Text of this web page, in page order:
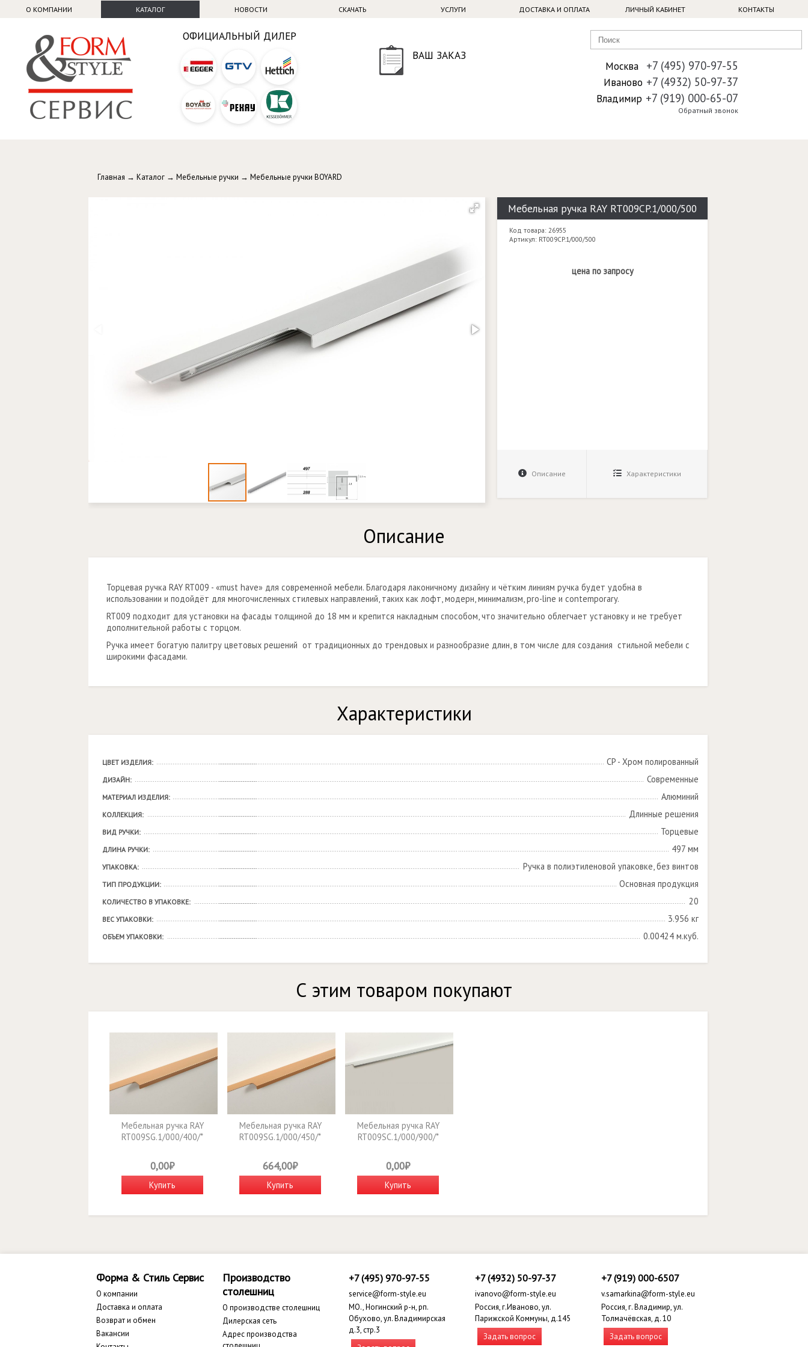
О КОМПАНИИ КАТАЛОГ НОВОСТИ СКАЧАТЬ УСЛУГИ ДОСТАВКА И ОПЛАТА ЛИЧНЫЙ КАБИНЕТ КОНТАКТЫ
ОФИЦИАЛЬНЫЙ ДИЛЕР
ВАШ ЗАКАЗ
Москва +7 (495) 970-97-55
Иваново +7 (4932) 50-97-37
Владимир +7 (919) 000-65-07
Обратный звонок
Главная → Каталог → Мебельные ручки → Мебельные ручки BOYARD
Мебельная ручка RAY RT009CP.1/000/500
Код товара: 26955
Артикул: RT009CP.1/000/500
цена по запросу
Описание Характеристики
Описание
Торцевая ручка RAY RT009 - «must have» для современной мебели. Благодаря лаконичному дизайну и чётким линиям ручка будет удобна в
использовании и подойдёт для многочисленных стилевых направлений, таких как лофт, модерн, минимализм, pro-line и contemporary.
RT009 подходит для установки на фасады толщиной до 18 мм и крепится накладным способом, что значительно облегчает установку и не требует
дополнительной работы с торцом.
Ручка имеет богатую палитру цветовых решений от традиционных до трендовых и разнообразие длин, в том числе для создания стильной мебели с
широкими фасадами.
Характеристики
ЦВЕТ ИЗДЕЛИЯ: CP - Хром полированный
ДИЗАЙН: Современные
МАТЕРИАЛ ИЗДЕЛИЯ: Алюминий
КОЛЛЕКЦИЯ: Длинные решения
ВИД РУЧКИ: Торцевые
ДЛИНА РУЧКИ: 497 мм
УПАКОВКА: Ручка в полиэтиленовой упаковке, без винтов
ТИП ПРОДУКЦИИ: Основная продукция
КОЛИЧЕСТВО В УПАКОВКЕ: 20
ВЕС УПАКОВКИ: 3.956 кг
ОБЪЕМ УПАКОВКИ: 0.00424 м.куб.
С этим товаром покупают
Мебельная ручка RAY
RT009SG.1/000/400/*
0,00₽
Купить
Мебельная ручка RAY
RT009SG.1/000/450/*
664,00₽
Купить
Мебельная ручка RAY
RT009SC.1/000/900/*
0,00₽
Купить
Форма & Стиль Сервис
О компании
Доставка и оплата
Возврат и обмен
Вакансии
Производство
столешниц
О производстве столешниц
Дилерская сеть
Адрес производства
+7 (495) 970-97-55
service@form-style.eu
МО., Ногинский р-н, рп.
Обухово, ул. Владимирская
д.3, стр.3
+7 (4932) 50-97-37
ivanovo@form-style.eu
Россия, г.Иваново, ул.
Парижской Коммуны, д.145
Задать вопрос
+7 (919) 000-6507
v.samarkina@form-style.eu
Россия, г. Владимир, ул.
Толмачёвская, д. 10
Задать вопрос